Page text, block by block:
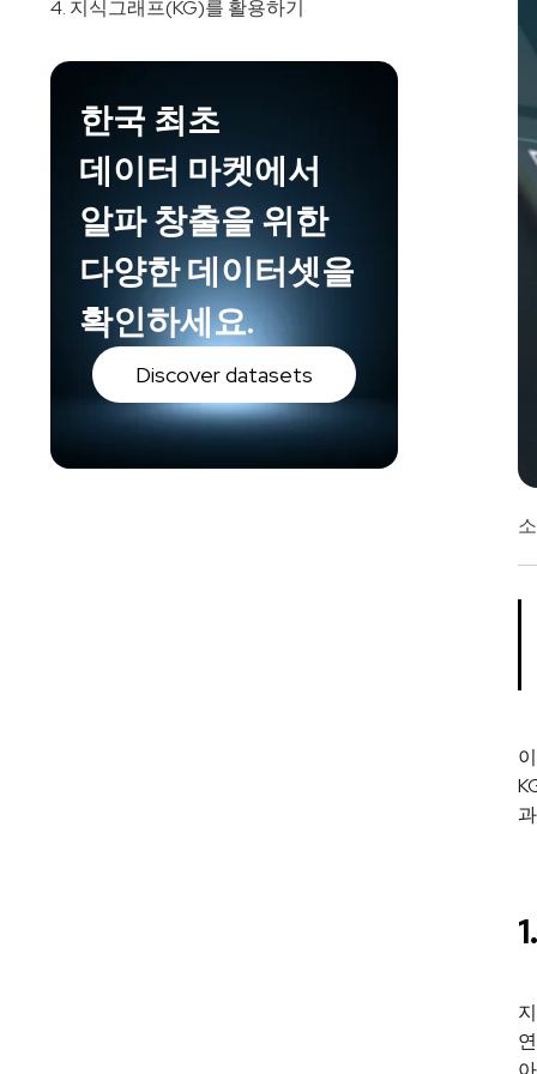
4. 지식그래프(KG)를 활용하기
한국 최초
데이터 마켓에서
알파 창출을 위한
다양한 데이터셋을
확인하세요.
Discover datasets